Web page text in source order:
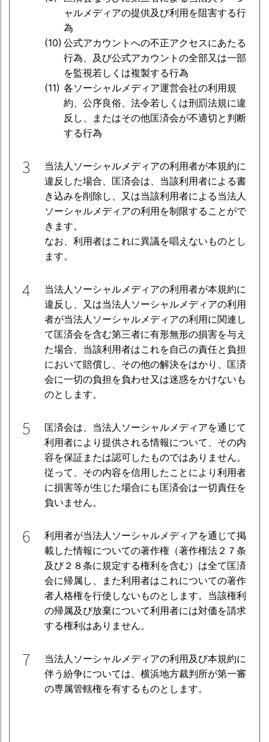
ャルメディアの提供及び利用を阻害する行
為
公式アカウントへの不正アクセスにあたる
行為、及び公式アカウントの全部又は一部
を監視若しくは複製する行為
各ソーシャルメディア運営会社の利用規
約、公序良俗、法令若しくは刑罰法規に違
反し、またはその他匡済会が不適切と判断
する行為
3
当法人ソーシャルメディアの利用者が本規約に
違反した場合、匡済会は、当該利用者による書
き込みを削除し、又は当該利用者による当法人
ソーシャルメディアの利用を制限することがで
きます。
なお、利用者はこれに異議を唱えないものとし
ます。
4
当法人ソーシャルメディアの利用者が本規約に
違反し、又は当法人ソーシャルメディアの利用
者が当法人ソーシャルメディアの利用に関連し
て匡済会を含む第三者に有形無形の損害を与え
た場合、当該利用者はこれを自己の責任と負担
において賠償し、その他の解決をはかり、匡済
会に一切の負担を負わせ又は迷惑をかけないも
のとします。
5
匡済会は、当法人ソーシャルメディアを通じて
利用者により提供される情報について、その内
容を保証または認可したものではありません。
従って、その内容を信用したことにより利用者
に損害等が生じた場合にも匡済会は一切責任を
負いません。
6
利用者が当法人ソーシャルメディアを通じて掲
載した情報についての著作権（著作権法２７条
及び２８条に規定する権利を含む）は全て匡済
会に帰属し、また利用者はこれについての著作
者人格権を行使しないものとします。当該権利
の帰属及び放棄について利用者には対価を請求
する権利はありません。
7
当法人ソーシャルメディアの利用及び本規約に
伴う紛争については、横浜地方裁判所が第一審
の専属管轄権を有するものとします。